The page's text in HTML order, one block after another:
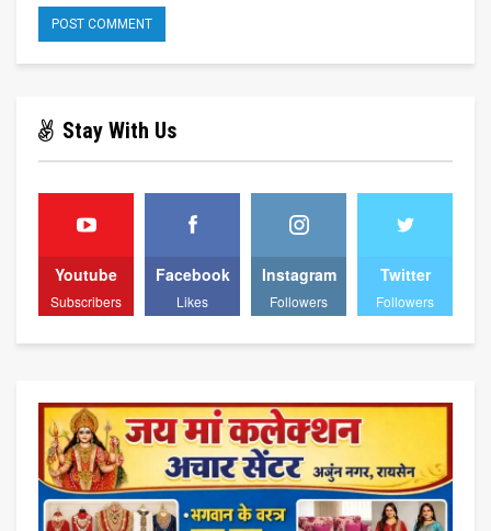
Stay With Us
Youtube
Subscribers
Facebook
Likes
Instagram
Followers
Twitter
Followers